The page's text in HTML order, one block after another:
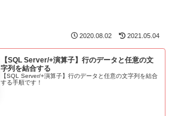
2020.08.02 2021.05.04
【SQL Server/+演算子】行のデータと任意の文
字列を結合する
【SQL Server/+演算子】行のデータと任意の文字列を結合
する手順です！